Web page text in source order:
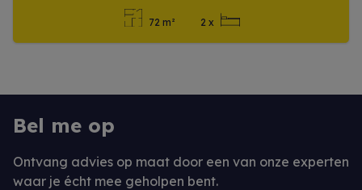
72 m² 2 x
Bel me op
Ontvang advies op maat door een van onze experten
waar je écht mee geholpen bent.